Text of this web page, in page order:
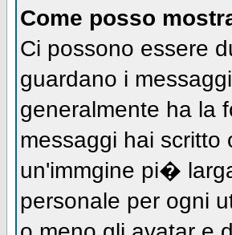
Come posso
Ci possono essere
guardano i
generalmente ha la
messaggi hai
un'immgine pi�
personale per ogni